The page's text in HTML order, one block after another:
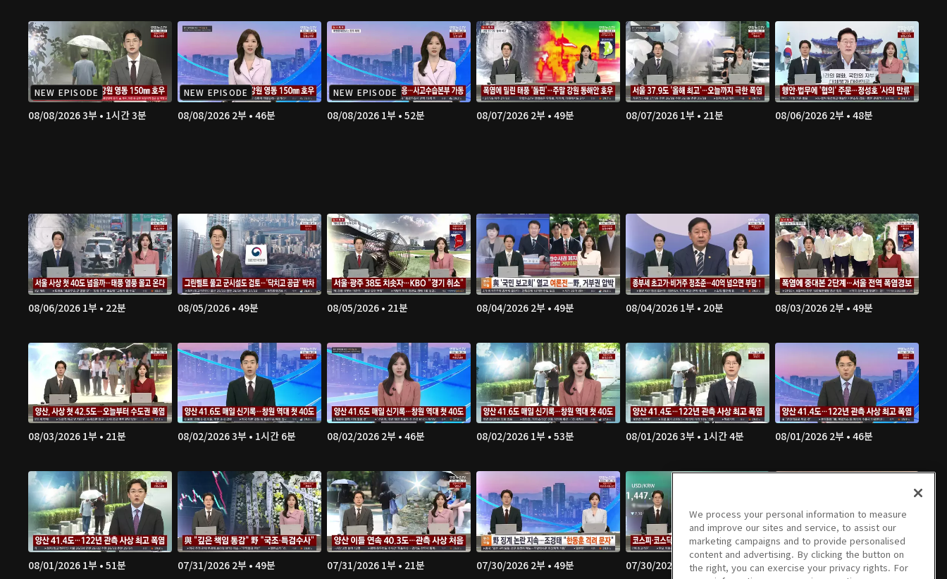
NEW EPISODE
08/08/2026 3부 • 1시간 3분
NEW EPISODE
08/08/2026 2부 • 46분
NEW EPISODE
08/08/2026 1부 • 52분 08/07/2026 2부 • 49분 08/07/2026 1부 • 21분 08/06/2026 2부 • 48분
08/06/2026 1부 • 22분 08/05/2026 • 49분 08/05/2026 • 21분 08/04/2026 2부 • 49분 08/04/2026 1부 • 20분 08/03/2026 2부 • 49분
08/03/2026 1부 • 21분 08/02/2026 3부 • 1시간 6분 08/02/2026 2부 • 46분 08/02/2026 1부 • 53분 08/01/2026 3부 • 1시간 4분 08/01/2026 2부 • 46분
08/01/2026 1부 • 51분 07/31/2026 2부 • 49분 07/31/2026 1부 • 21분 07/30/2026 2부 • 49분 07/30/2026 1부 • 21분 07/29/2026 2부 • 49분
We process your personal information to measure
and improve our sites and service, to assist our
marketing campaigns and to provide personalised
content and advertising. By clicking the button on
the right, you can exercise your privacy rights. For